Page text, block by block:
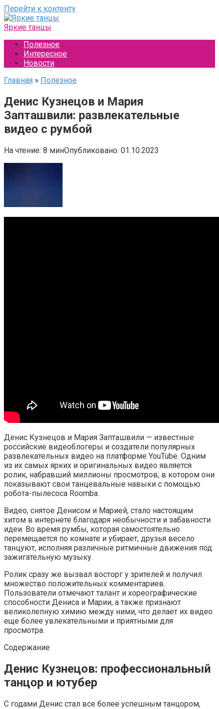
Перейти к контенту
Яркие танцы
Полезное
Интересное
Новости
Главная » Полезное
Денис Кузнецов и Мария
Запташвили: развлекательные
видео с румбой
На чтение: 8 минОпубликовано: 01.10.2023
Денис Кузнецов и Мария Запташвили — известные
российские видеоблогеры и создатели популярных
развлекательных видео на платформе YouTube. Одним
из их самых ярких и оригинальных видео является
ролик, набравший миллионы просмотров, в котором они
показывают свои танцевальные навыки с помощью
робота-пылесоса Roomba.
Видео, снятое Денисом и Марией, стало настоящим
хитом в интернете благодаря необычности и забавности
идеи. Во время румбы, которая самостоятельно
перемещается по комнате и убирает, друзья весело
танцуют, исполняя различные ритмичные движения под
зажигательную музыку.
Ролик сразу же вызвал восторг у зрителей и получил
множество положительных комментариев.
Пользователи отмечают талант и хореографические
способности Дениса и Марии, а также признают
великолепную химию между ними, что делает их видео
еще более увлекательными и приятными для
просмотра.
Содержание
Денис Кузнецов: профессиональный
танцор и ютубер
С годами Денис стал все более успешным танцором,